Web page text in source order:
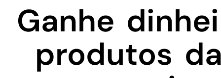
Ganhe
produtos da